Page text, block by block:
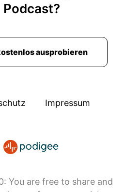
Podcast?
ausprobieren
Impressum
You are free to share and